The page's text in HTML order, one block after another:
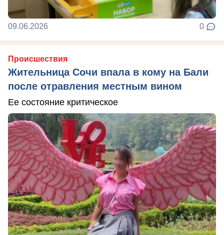
09.06.2026 0
Происшествия
Жительница Сочи впала в кому на Бали
после отравления местным вином
Ее состояние критическое